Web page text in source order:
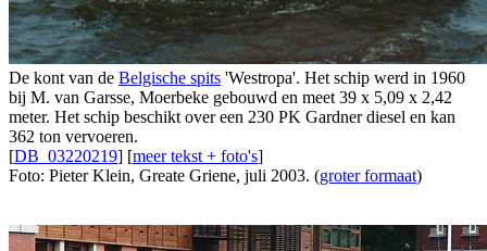
De kont van de Belgische spits 'Westropa'. Het schip werd in 1960
bij M. van Garsse, Moerbeke gebouwd en meet 39 x 5,09 x 2,42
meter. Het schip beschikt over een 230 PK Gardner diesel en kan
362 ton vervoeren.
[DB_03220219] [meer tekst + foto's]
Foto: Pieter Klein, Greate Griene, juli 2003. (groter formaat)